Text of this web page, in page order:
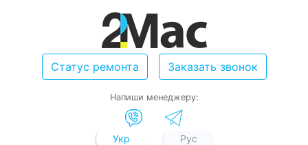
Статус ремонта Заказать звонок
Напиши менеджеру:
Укр Рус